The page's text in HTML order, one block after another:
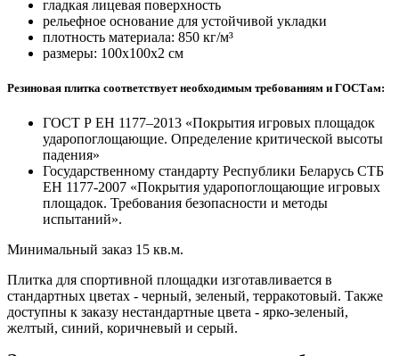
гладкая лицевая поверхность
рельефное основание для устойчивой укладки
плотность материала: 850 кг/м³
размеры: 100х100х2 см
Резиновая плитка соответствует необходимым требованиям и ГОСТам:
ГОСТ Р ЕН 1177–2013 «Покрытия игровых площадок
ударопоглощающие. Определение критической высоты
падения»
Государственному стандарту Республики Беларусь СТБ
ЕН 1177-2007 «Покрытия ударопоглощающие игровых
площадок. Требования безопасности и методы
испытаний».
Минимальный заказ 15 кв.м.
Плитка для спортивной площадки изготавливается в
стандартных цветах - черный, зеленый, терракотовый. Также
доступны к заказу нестандартные цвета - ярко-зеленый,
желтый, синий, коричневый и серый.